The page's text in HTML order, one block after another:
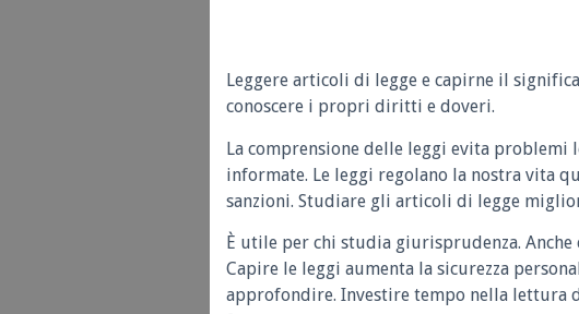
Leggere articoli di legge e capirne il
conoscere i propri diritti e doveri.
La comprensione delle leggi evita
informate. Le leggi regolano la nostra vita
sanzioni. Studiare gli articoli di legge
È utile per chi studia giurisprudenza.
Capire le leggi aumenta la sicurezza
approfondire. Investire tempo nella lettura